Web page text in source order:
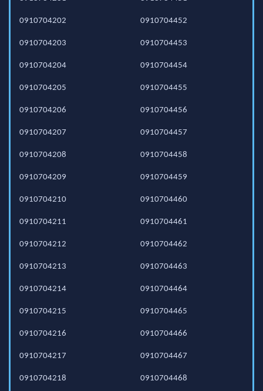
0910704202
0910704203
0910704204
0910704205
0910704206
0910704207
0910704208
0910704209
0910704210
0910704211
0910704212
0910704213
0910704214
0910704215
0910704216
0910704217
0910704218
0910704452
0910704453
0910704454
0910704455
0910704456
0910704457
0910704458
0910704459
0910704460
0910704461
0910704462
0910704463
0910704464
0910704465
0910704466
0910704467
0910704468